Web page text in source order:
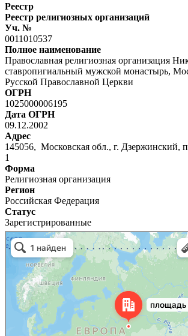
Реестр
Реестр религиозных организаций
Уч. №
0011010537
Полное наименование
Православная религиозная организация
ставропигиальный мужской монастырь,
Русской Православной Церкви
ОГРН
1025000006195
Дата ОГРН
09.12.2002
Адрес
145056, Московская обл., г. Дзержинский,
1
Форма
Религиозная организация
Регион
Российская Федерация
Статус
Зарегистрированные